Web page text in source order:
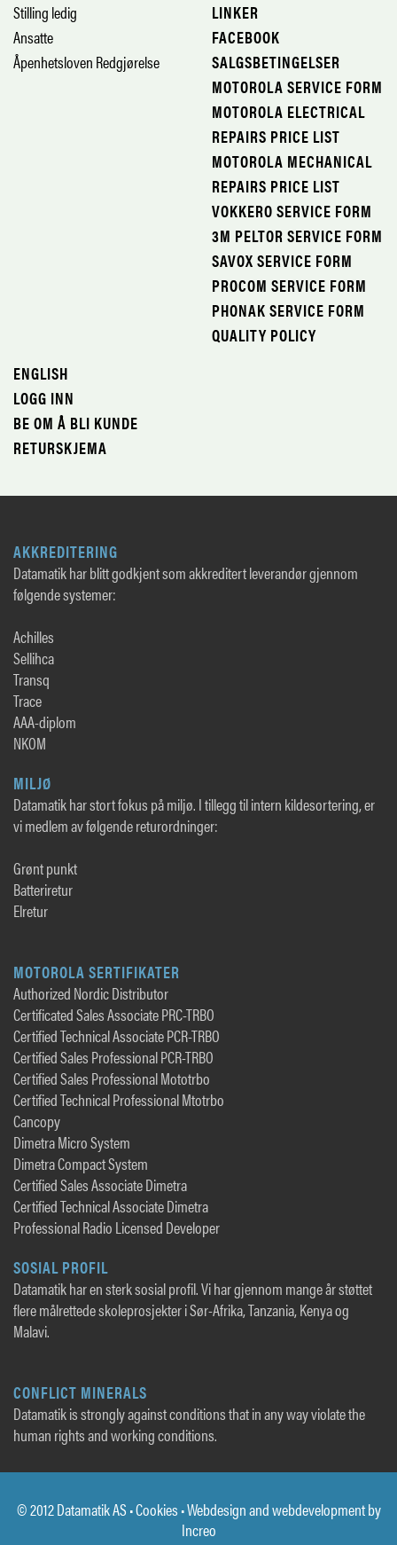
Stilling ledig
Ansatte
Åpenhetsloven Redgjørelse
LINKER
FACEBOOK
SALGSBETINGELSER
MOTOROLA SERVICE FORM
MOTOROLA ELECTRICAL
REPAIRS PRICE LIST
MOTOROLA MECHANICAL
REPAIRS PRICE LIST
VOKKERO SERVICE FORM
3M PELTOR SERVICE FORM
SAVOX SERVICE FORM
PROCOM SERVICE FORM
PHONAK SERVICE FORM
QUALITY POLICY
ENGLISH
LOGG INN
BE OM Å BLI KUNDE
RETURSKJEMA
AKKREDITERING
Datamatik har blitt godkjent som akkreditert leverandør gjennom
følgende systemer:
Achilles
Sellihca
Transq
Trace
AAA-diplom
NKOM
MILJØ
Datamatik har stort fokus på miljø. I tillegg til intern kildesortering, er
vi medlem av følgende returordninger:
Grønt punkt
Batteriretur
Elretur
MOTOROLA SERTIFIKATER
Authorized Nordic Distributor
Certificated Sales Associate PRC-TRBO
Certified Technical Associate PCR-TRBO
Certified Sales Professional PCR-TRBO
Certified Sales Professional Mototrbo
Certified Technical Professional Mtotrbo
Cancopy
Dimetra Micro System
Dimetra Compact System
Certified Sales Associate Dimetra
Certified Technical Associate Dimetra
Professional Radio Licensed Developer
SOSIAL PROFIL
Datamatik har en sterk sosial profil. Vi har gjennom mange år støttet
flere målrettede skoleprosjekter i Sør-Afrika, Tanzania, Kenya og
Malavi.
CONFLICT MINERALS
Datamatik is strongly against conditions that in any way violate the
human rights and working conditions.
© 2012 Datamatik AS •Cookies • Webdesign and webdevelopment by
Increo